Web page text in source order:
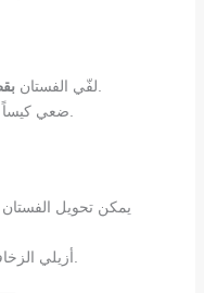
لفّي الفستان
ضعي
يمكن تحويل